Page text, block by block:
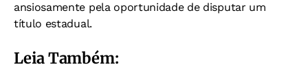
ansiosamente pela oportunidade de disputar um
título estadual.
Leia Também: